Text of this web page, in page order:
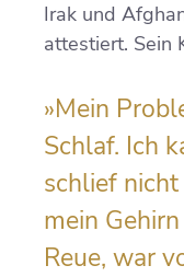
Irak und
attestiert. Sein
»Mein
Schlaf. Ich
schlief
mein
Reue, war